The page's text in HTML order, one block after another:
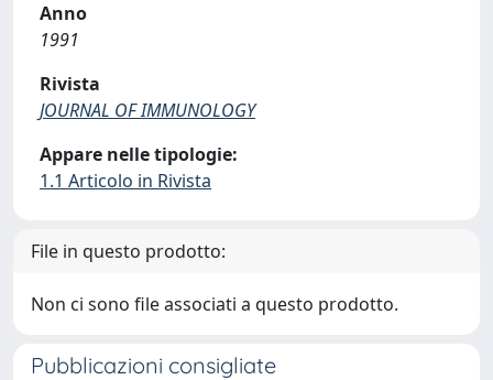
Anno
1991
Rivista
JOURNAL OF IMMUNOLOGY
Appare nelle tipologie:
1.1 Articolo in Rivista
File in questo prodotto:
Non ci sono file associati a questo prodotto.
Pubblicazioni consigliate